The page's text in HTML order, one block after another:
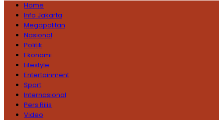
Home
Info Jakarta
Megapolitan
Nasional
Politik
Ekonomi
Lifestyle
Entertainment
Sport
Internasional
Pers Rilis
Video